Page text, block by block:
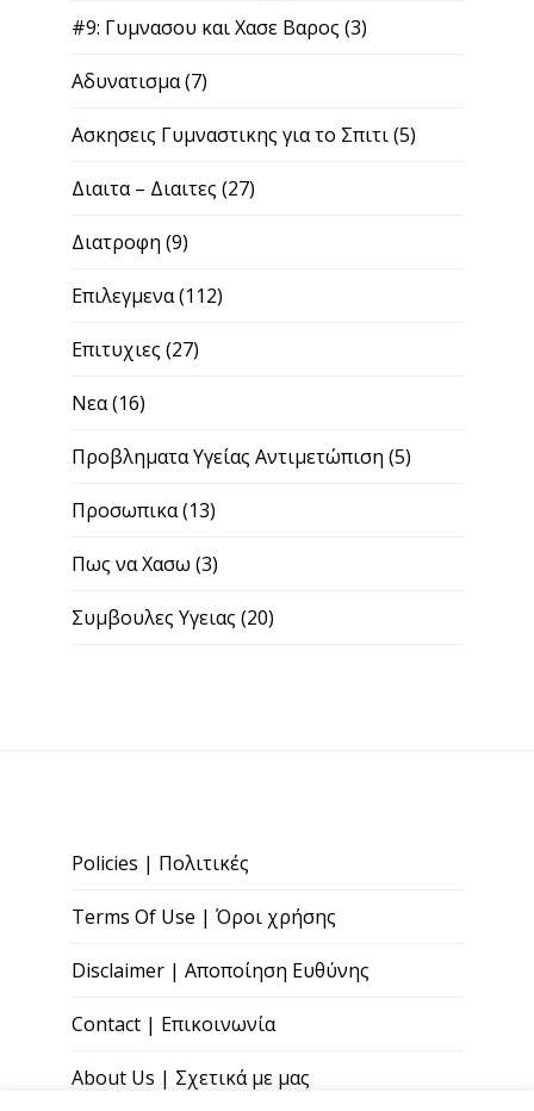
#9: Γυμνασου και Χασε Βαρος (3)
Αδυνατισμα(7)
Ασκησεις Γυμναστικης για το Σπιτι(5)
Διαιτα – Διαιτες (27)
Διατροφη (9)
Επιλεγμενα(112)
Επιτυχιες (27)
Νεα(16)
Προβληματα Υγείας Αντιμετώπιση (5)
Προσωπικα(13)
Πως να Χασω (3)
Συμβουλες Υγειας (20)
Policies | Πολιτικές
Terms Of Use | Όροι χρήσης
Disclaimer | Αποποίηση Ευθύνης
Contact | Επικοινωνία
About Us | Σχετικά με μας